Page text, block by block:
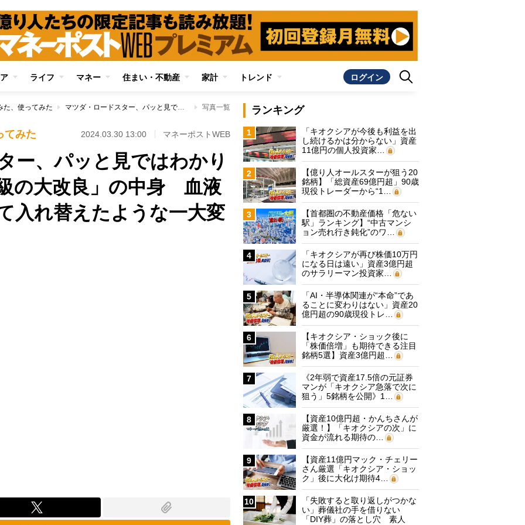
ライフ マネー 住まい・不動産 家計 トレンド ログイン
た、使ってみた マツダ・ロードスター、パッと見ではわかりにくい「過去最大級の大改良」の中身 血液や神経系統をすべて入れ替えたような一大変革 写真一覧
てみた 2024.03.30 13:00 マネーポストWEB
ー、パッと見ではわかり
の大改良」の中身 血液
入れ替えたような一大変
ランキング
1
「キオクシアが今後も利益を出
し続けるかは分からない」資産
11億円の個人投資家…
2
【億り人オールスターが狙う20
銘柄】「総資産69億円超」90歳
現役トレーダーから“1…
3
【首都圏の不動産価格「危ない
駅」ランキング】“中古マンシ
ョン売れ行き鈍化”のワ…
4
「キオクシアが再び株価10万円
になる日は遠い」資産3億円超
のサラリーマン投資家…
5
「AI・半導体関連が“本命”であ
ることに変わりはない」資産20
億円超の90歳現役トレ…
6
【キオクシア・ショック後に
「株価倍増」も期待できる注目
銘柄5選】資産3億円超…
7
《2年弱で資産17.5倍の元証券
マンが「キオクシア急落で次に
狙う」5銘柄を公開》1…
8
【資産10億円超・かんちさんが
厳選！】「キオクシアの次」に
資金が流れる期待の…
9
【資産11億円マック・チェリー
さん厳選「キオクシア・ショッ
ク」後に大化け期待4…
10
「失敗すると取り返しがつかな
い」葬儀社の手を借りない
「DIY葬」の落とし穴 素人